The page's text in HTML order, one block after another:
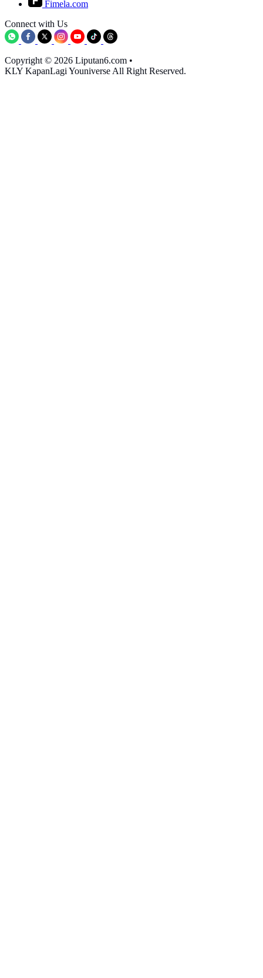
Fimela.com
Connect with Us
Copyright © 2026 Liputan6.com •
KLY KapanLagi Youniverse All Right Reserved.